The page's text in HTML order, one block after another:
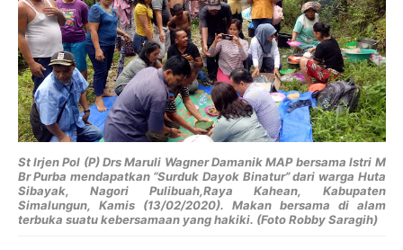
St Irjen Pol (P) Drs Maruli Wagner Damanik MAP bersama Istri M
Br Purba mendapatkan “Surduk Dayok Binatur” dari warga Huta
Sibayak, Nagori Pulibuah,Raya Kahean, Kabupaten
Simalungun, Kamis (13/02/2020). Makan bersama di alam
terbuka suatu kebersamaan yang hakiki. (Foto Robby Saragih)